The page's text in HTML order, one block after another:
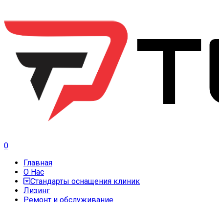
0
Главная
О Нас
Стандарты оснащения клиник
Лизинг
Ремонт и обслуживание